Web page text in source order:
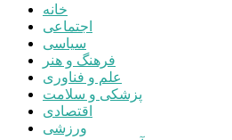
خانه
اجتماعی
سیاسی
فرهنگ و هنر
علم و فناوری
پزشکی و سلامت
اقتصادی
ورزشی